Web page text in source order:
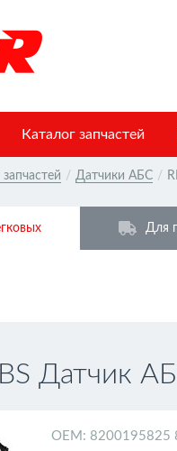
Каталог запчастей
запчастей / Датчики АБС /
Для
Датчик
ОЕМ: 8200195825